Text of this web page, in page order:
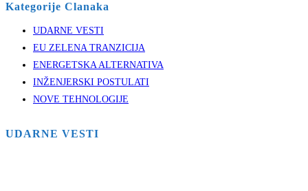
Kategorije Clanaka
UDARNE VESTI
EU ZELENA TRANZICIJA
ENERGETSKA ALTERNATIVA
INŽENJERSKI POSTULATI
NOVE TEHNOLOGIJE
UDARNE VESTI